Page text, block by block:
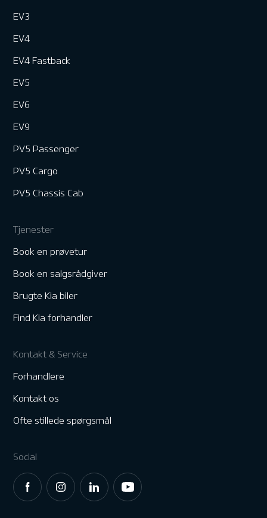
EV3
EV4
EV4 Fastback
EV5
EV6
EV9
PV5 Passenger
PV5 Cargo
PV5 Chassis Cab
Tjenester
Book en prøvetur
Book en salgsrådgiver
Brugte Kia biler
Find Kia forhandler
Kontakt & Service
Forhandlere
Kontakt os
Ofte stillede spørgsmål
Social